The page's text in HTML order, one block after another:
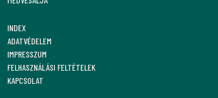
INDEX
ADATVÉDELEM
IMPRESSZUM
FELHASZNÁLÁSI FELTÉTELEK
KAPCSOLAT